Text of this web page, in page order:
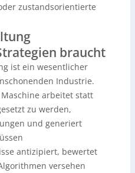
zustandsorientierte
braucht
ist ein wesentlicher
Industrie.
Maschine arbeitet statt
zu werden,
und generiert
antizipiert, bewertet
versehen